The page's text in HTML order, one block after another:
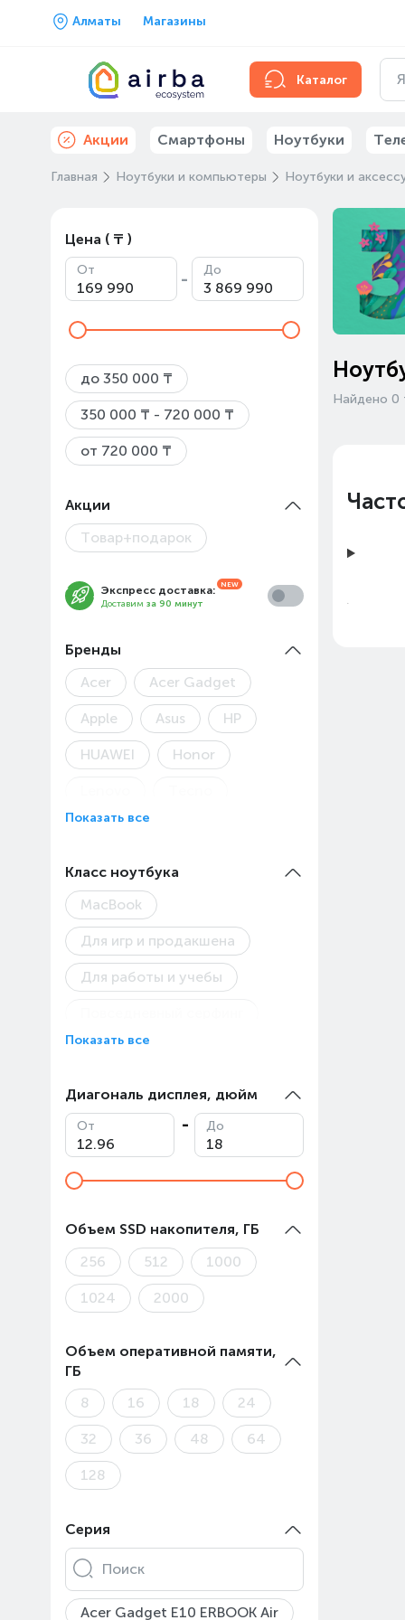
Алматы Магазины
Каталог
Акции Смартфоны Ноутбуки
Главная Ноутбуки и компьютеры Ноутбуки и
Цена ( ₸ )
От - До
до 350 000 ₸
350 000 ₸ - 720 000 ₸
от 720 000 ₸
Акции
Товар+подарок
Экспресс доставка:
Доставим за 90 минут
Бренды
Acer
Acer Gadget
Apple Asus HP
HUAWEI Honor
Показать все
Класс ноутбука
MacBook
Для игр и продакшена
Для работы и учебы
Показать все
Диагональ дисплея, дюйм
От До
Объем SSD накопителя, ГБ
256
512 1000
1024 2000
Объем оперативной памяти,
ГБ
8
16 18 24
32 36 48 64
128
Серия
Поиск
Acer Gadget E10 ERBOOK Air
Найдено 0